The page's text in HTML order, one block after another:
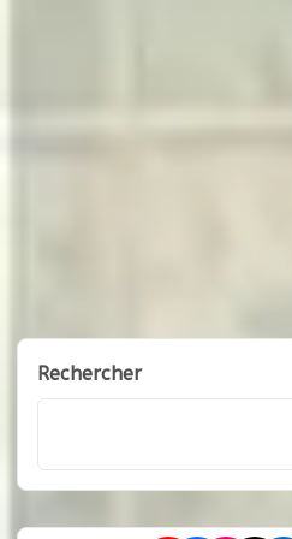
Rechercher